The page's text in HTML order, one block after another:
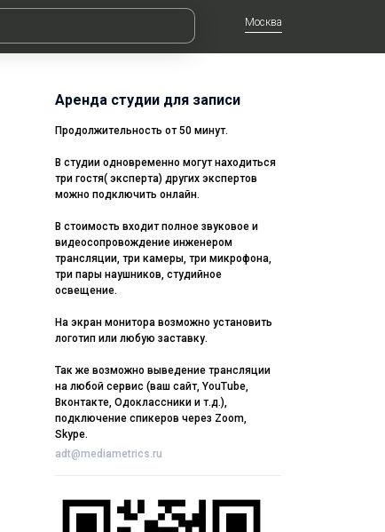
Москва
Аренда студии для записи
Продолжительность от 50 минут.
В студии одновременно могут находиться
три гостя( эксперта) других экспертов
можно подключить онлайн.
В стоимость входит полное звуковое и
видеосопровождение инженером
трансляции, три камеры, три микрофона,
три пары наушников, студийное
освещение.
На экран монитора возможно установить
логотип или любую заставку.
Так же возможно выведение трансляции
на любой сервис (ваш сайт, YouTube,
Вконтакте, Одоклассники и т.д.),
подключение спикеров через Zoom,
Skype.
adt@mediametrics.ru